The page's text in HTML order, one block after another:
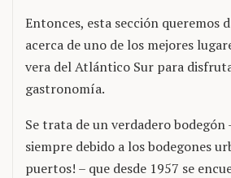
Entonces, esta sección queremos
acerca de uno de los mejores
vera del Atlántico Sur para
gastronomía.
Se trata de un verdadero bodegón
siempre debido a los bodegones
puertos! – que desde 1957 se